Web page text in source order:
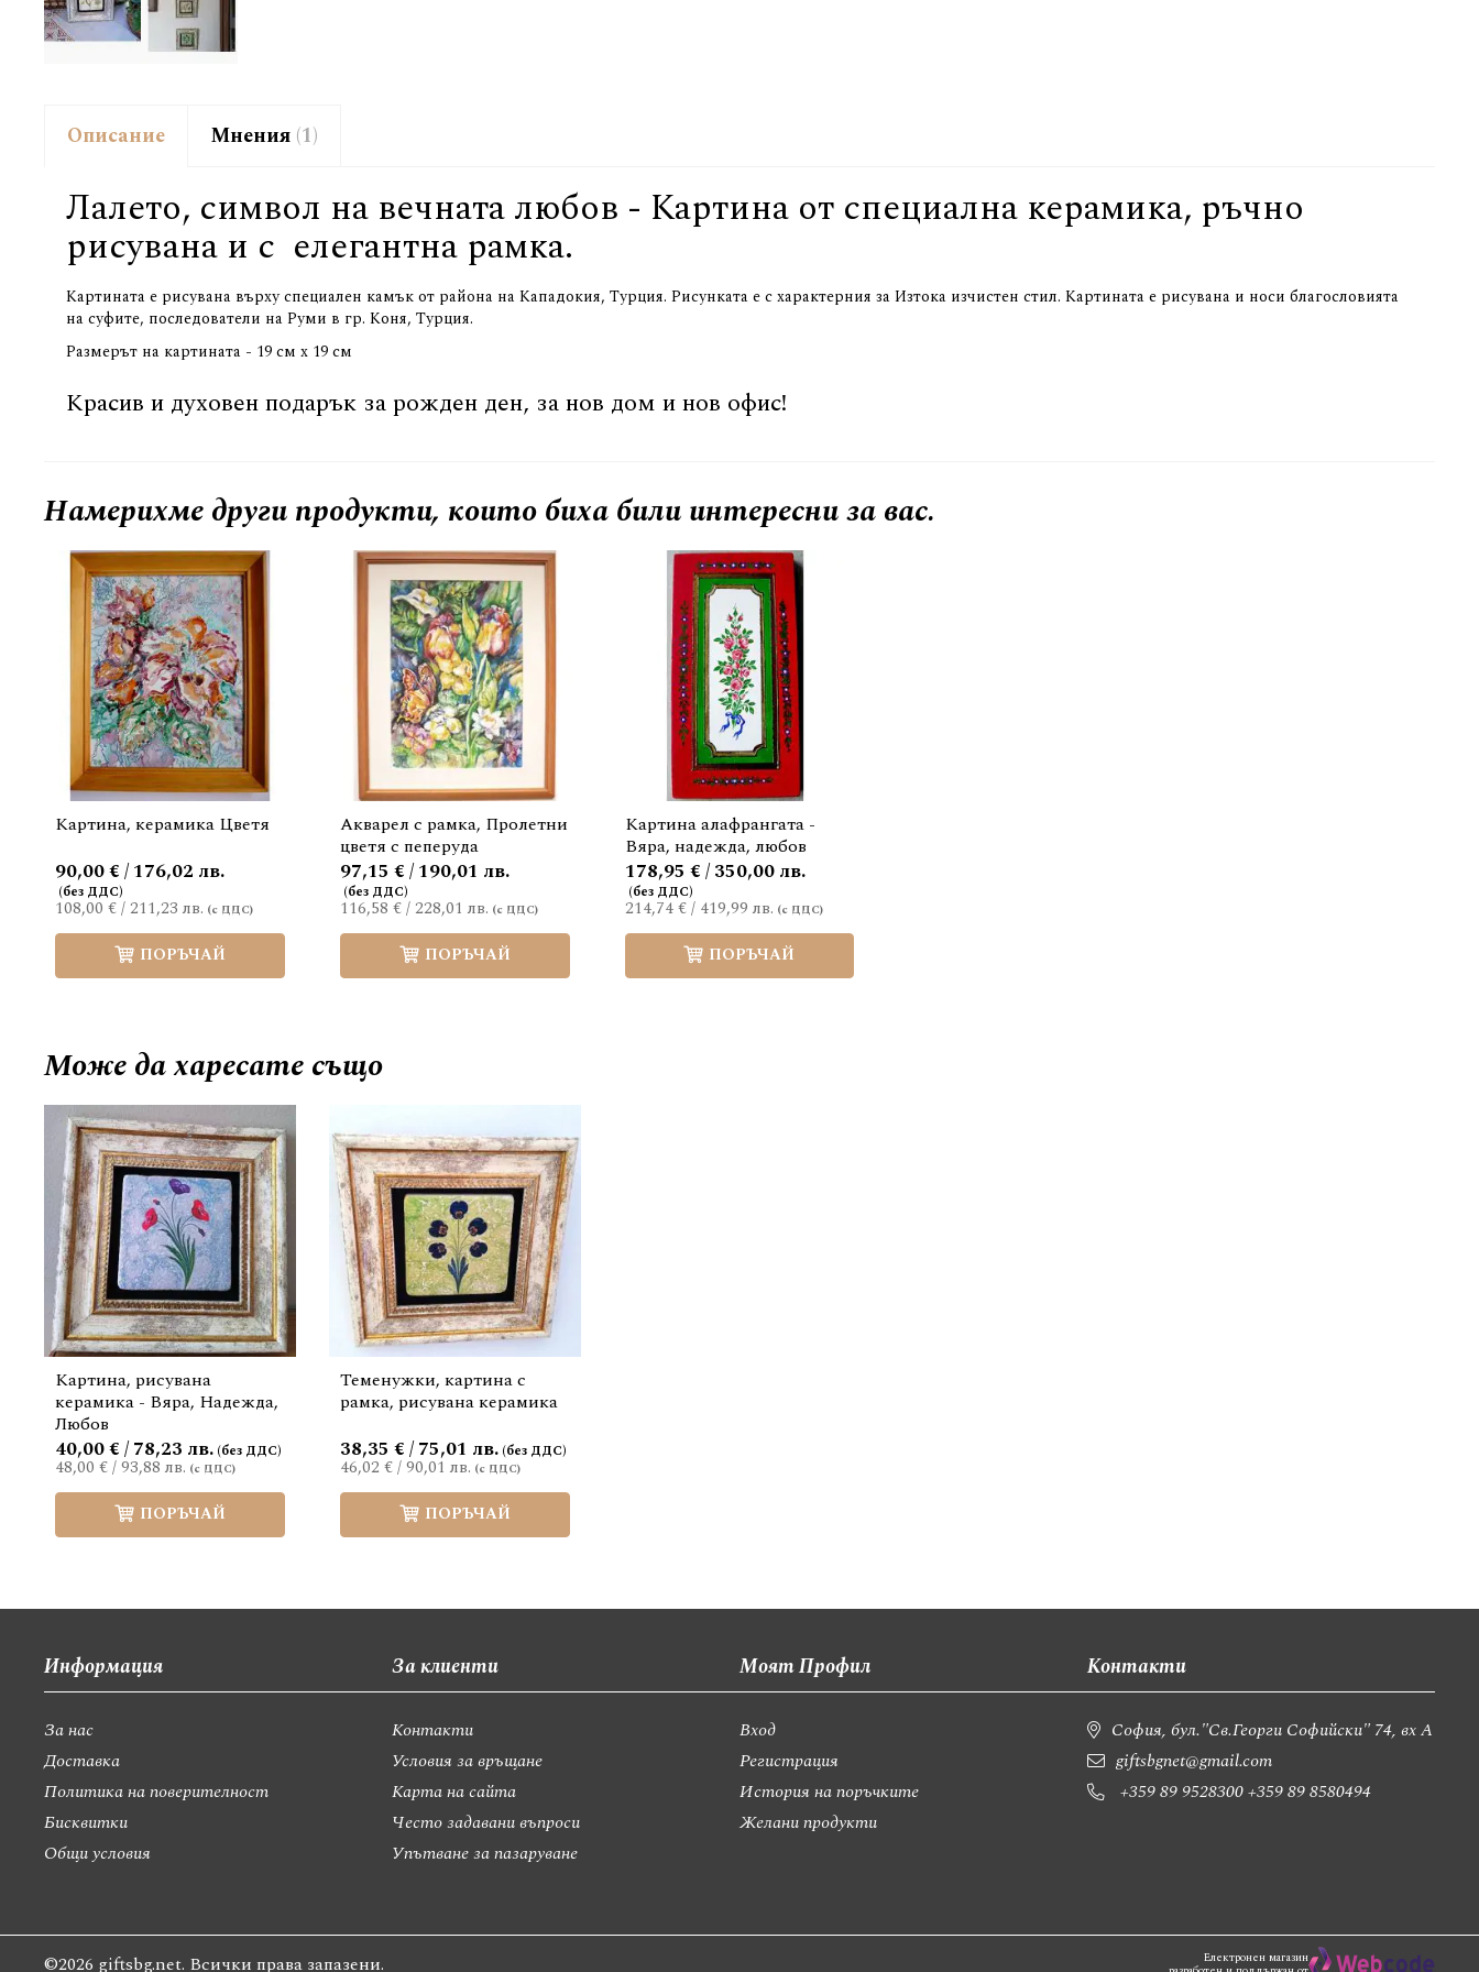
Описание
Лалето, символ на вечната любов - Картина от специална керамика, ръчно
рисувана и с елегантна рамка.
Картината е рисувана върху специален камък от района на Кападокия, Турция. Рисунката е с характерния за Изтока изчистен стил. Картината е рисувана и носи благословията
на суфите, последователи на Руми в гр. Коня, Турция.
Размерът на картината - 19 см х 19 см
Красив и духовен подарък за рожден ден, за нов дом и нов офис!
Мнения 1
Намерихме други продукти, които биха били интересни за вас.
Картина, керамика Цветя
108,00 €/211,23 лв.
90,00 € / 176,02 лв.
ПОРЪЧАЙ
Акварел с рамка, Пролетни
цветя с пеперуда
116,58 €/228,01 лв.
97,15 € / 190,01 лв.
ПОРЪЧАЙ
Картина алафрангата -
Вяра, надежда, любов
214,74 €/ 419,99 лв.
178,95 € / 350,00 лв.
ПОРЪЧАЙ
Може дахаресате също
Картина, рисувана
керамика - Вяра, Надежда,
Любов
48,00 €/93,88 лв.
40,00 € / 78,23 лв.
ПОРЪЧАЙ
Теменужки, картина с
рамка, рисувана керамика
46,02 €/90,01 лв.
38,35 € / 75,01 лв.
ПОРЪЧАЙ
Информация
За нас
Доставка
Политика на поверителност
Бисквитки
Общи условия
За клиенти
Контакти
Условия за връщане
Карта на сайта
Често задавани въпроси
Упътване за пазаруване
Моят Профил
Вход
Регистрация
История на поръчките
Желани продукти
Контакти
София, бул."Св.Георги Софийски" 74, вх А
giftsbgnet@gmail.com
+359 89 9528300+359 89 8580494
©2026 giftsbg.net. Всички права запазени. Електронен магазин